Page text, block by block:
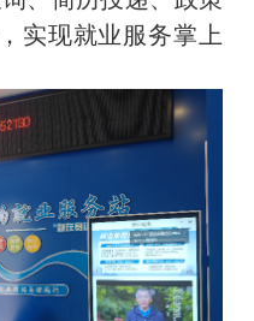
实现就业服务掌上